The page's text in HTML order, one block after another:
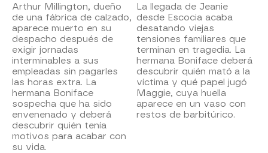
Arthur Millington, dueño
de una fábrica de calzado,
aparece muerto en su
despacho después de
exigir jornadas
interminables a sus
empleadas sin pagarles
las horas extra. La
hermana Boniface
sospecha que ha sido
envenenado y deberá
descubrir quién tenía
motivos para acabar con
su vida.
La llegada de Jeanie
desde Escocia acaba
desatando viejas
tensiones familiares que
terminan en tragedia. La
hermana Boniface deberá
descubrir quién mató a la
víctima y qué papel jugó
Maggie, cuya huella
aparece en un vaso con
restos de barbitúrico.